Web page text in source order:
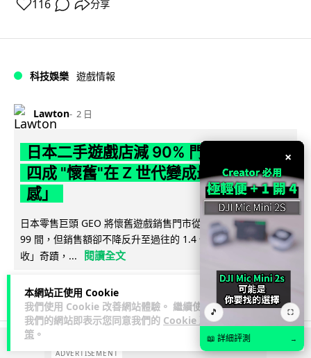
本網站正使用 Cookie
我們使用 Cookie 改善網站體驗。 繼續使用
我們的網站即表示您同意我們的 Cookie 政
策 。
116 分享
科技娛樂 遊戲情報
Lawton 2 日
日本二手遊戲店減 90% 門市 業績反增
四成 "懷舊"在 Z 世代變成最潮「新鮮
感」
日本零售巨頭 GEO 將懷舊遊戲銷售門市從 1,000 間大幅減至
99 間，但銷售額卻不降反升至過往的 1.4 倍。做到「減店增
收」奇蹟，...
閱讀全文
268 20 分享
ADVERTISEMENT
×
🎵 ⛶
📖 詳細評測 →